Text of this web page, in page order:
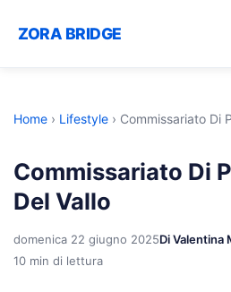
ZORA BRIDGE
Home › Lifestyle › Commissariato Di
Commissariato Di
Del Vallo
domenica 22 giugno 2025Di Valentina
10 min di lettura